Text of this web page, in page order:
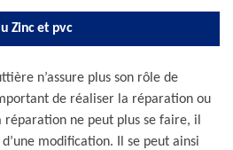
Zinc et pvc
n’assure plus son rôle de
de réaliser la réparation ou
réparation ne peut plus se faire, il
d’une modification. Il se peut ainsi